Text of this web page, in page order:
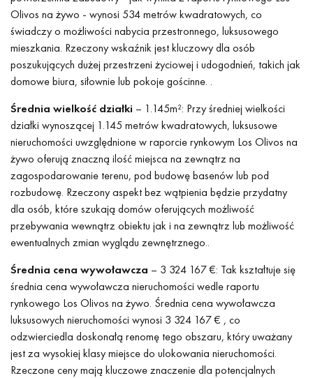
Olivos na żywo - wynosi 534 metrów kwadratowych, co
świadczy o możliwości nabycia przestronnego, luksusowego
mieszkania. Rzeczony wskaźnik jest kluczowy dla osób
poszukujących dużej przestrzeni życiowej i udogodnień, takich jak
domowe biura, siłownie lub pokoje gościnne. .
Średnia wielkość działki – 1.145m²: Przy średniej wielkości
działki wynoszącej 1.145 metrów kwadratowych, luksusowe
nieruchomości uwzględnione w raporcie rynkowym Los Olivos na
żywo oferują znaczną ilość miejsca na zewnątrz na
zagospodarowanie terenu, pod budowę basenów lub pod
rozbudowę. Rzeczony aspekt bez wątpienia będzie przydatny
dla osób, które szukają domów oferujących możliwość
przebywania wewnątrz obiektu jak i na zewnątrz lub możliwość
ewentualnych zmian wyglądu zewnętrznego..
Średnia cena wywoławcza – 3 324 167 €: Tak kształtuje się
średnia cena wywoławcza nieruchomości wedle raportu
rynkowego Los Olivos na żywo. Średnia cena wywoławcza
luksusowych nieruchomości wynosi 3 324 167 € , co
odzwierciedla doskonałą renomę tego obszaru, który uważany
jest za wysokiej klasy miejsce do ulokowania nieruchomości.
Rzeczone ceny mają kluczowe znaczenie dla potencjalnych